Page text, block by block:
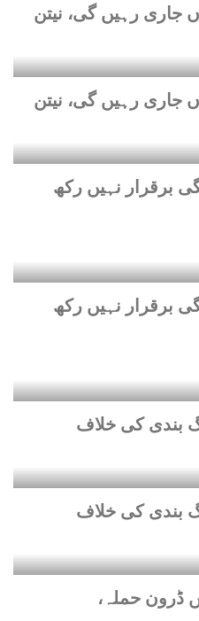
جاری رہیں گی، نیتن
جاری رہیں گی، نیتن
برقرار نہیں رکھ
برقرار نہیں رکھ
بندی کی خلاف
بندی کی خلاف
ڈرون حملہ،